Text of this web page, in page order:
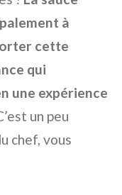
à
cette
qui
une expérience
un peu
chef, vous